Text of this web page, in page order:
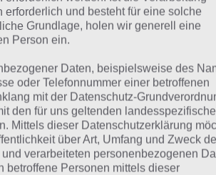
Wischbewegung auf dem
musst du auch auf die
Schusses kannst du per einmaliger
links oder rechts auch die Richtung
beeinflussen.
Dabei gibt es in Flick Rugby 16
nach und nach freigeschaltet
Spielmodi von Flick Rugby 16 sind:
erforderlich und besteht für eine solche
Grundlage, holen wir generell eine
Person ein.
Daten, beispielsweise des
oder Telefonnummer einer betroffenen
mit der Datenschutz-
den für uns geltenden
Mittels dieser Datenschutzerklärung
über Art, Umfang und Zweck
verarbeiteten personenbezogenen
betroffene Personen mittels dieser